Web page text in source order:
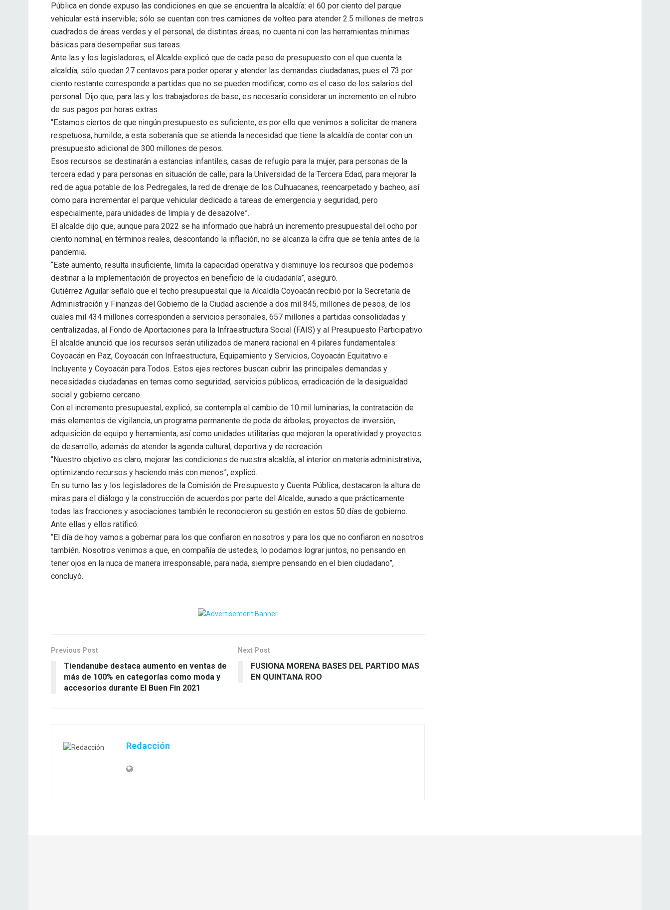
Pública en donde expuso las condiciones en que se encuentra la alcaldía: el 60 por ciento del parque
vehicular está inservible; sólo se cuentan con tres camiones de volteo para atender 2.5 millones de metros
cuadrados de áreas verdes y el personal, de distintas áreas, no cuenta ni con las herramientas mínimas
básicas para desempeñar sus tareas.
Ante las y los legisladores, el Alcalde explicó que de cada peso de presupuesto con el que cuenta la
alcaldía, sólo quedan 27 centavos para poder operar y atender las demandas ciudadanas, pues el 73 por
ciento restante corresponde a partidas que no se pueden modificar, como es el caso de los salarios del
personal. Dijo que, para las y los trabajadores de base, es necesario considerar un incremento en el rubro
de sus pagos por horas extras.
“Estamos ciertos de que ningún presupuesto es suficiente, es por ello que venimos a solicitar de manera
respetuosa, humilde, a esta soberanía que se atienda la necesidad que tiene la alcaldía de contar con un
presupuesto adicional de 300 millones de pesos.
Esos recursos se destinarán a estancias infantiles, casas de refugio para la mujer, para personas de la
tercera edad y para personas en situación de calle, para la Universidad de la Tercera Edad, para mejorar la
red de agua potable de los Pedregales, la red de drenaje de los Culhuacanes, reencarpetado y bacheo, así
como para incrementar el parque vehicular dedicado a tareas de emergencia y seguridad, pero
especialmente, para unidades de limpia y de desazolve”.
El alcalde dijo que, aunque para 2022 se ha informado que habrá un incremento presupuestal del ocho por
ciento nominal, en términos reales, descontando la inflación, no se alcanza la cifra que se tenía antes de la
pandemia.
“Este aumento, resulta insuficiente, limita la capacidad operativa y disminuye los recursos que podemos
destinar a la implementación de proyectos en beneficio de la ciudadanía”, aseguró.
Gutiérrez Aguilar señaló que el techo presupuestal que la Alcaldía Coyoacán recibió por la Secretaría de
Administración y Finanzas del Gobierno de la Ciudad asciende a dos mil 845, millones de pesos, de los
cuales mil 434 millones corresponden a servicios personales, 657 millones a partidas consolidadas y
centralizadas, al Fondo de Aportaciones para la Infraestructura Social (FAIS) y al Presupuesto Participativo.
El alcalde anunció que los recursos serán utilizados de manera racional en 4 pilares fundamentales:
Coyoacán en Paz, Coyoacán con Infraestructura, Equipamiento y Servicios, Coyoacán Equitativo e
Incluyente y Coyoacán para Todos. Estos ejes rectores buscan cubrir las principales demandas y
necesidades ciudadanas en temas como seguridad, servicios públicos, erradicación de la desigualdad
social y gobierno cercano.
Con el incremento presupuestal, explicó, se contempla el cambio de 10 mil luminarias, la contratación de
más elementos de vigilancia, un programa permanente de poda de árboles, proyectos de inversión,
adquisición de equipo y herramienta, así como unidades utilitarias que mejoren la operatividad y proyectos
de desarrollo, además de atender la agenda cultural, deportiva y de recreación.
“Nuestro objetivo es claro, mejorar las condiciones de nuestra alcaldía, al interior en materia administrativa,
optimizando recursos y haciendo más con menos”, explicó.
En su turno las y los legisladores de la Comisión de Presupuesto y Cuenta Pública, destacaron la altura de
miras para el diálogo y la construcción de acuerdos por parte del Alcalde, aunado a que prácticamente
todas las fracciones y asociaciones también le reconocieron su gestión en estos 50 días de gobierno.
Ante ellas y ellos ratificó:
“El día de hoy vamos a gobernar para los que confiaron en nosotros y para los que no confiaron en nosotros
también. Nosotros venimos a que, en compañía de ustedes, lo podamos lograr juntos, no pensando en
tener ojos en la nuca de manera irresponsable, para nada, siempre pensando en el bien ciudadano”,
concluyó.
Previous Post
Tiendanube destaca aumento en ventas de
más de 100% en categorías como moda y
accesorios durante El Buen Fin 2021
Next Post
FUSIONA MORENA BASES DEL PARTIDO MAS
EN QUINTANA ROO
Redacción